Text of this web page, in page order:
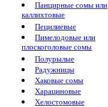
Панцирные сомы или
каллихтовые
Пецилиевые
Пимелодовые или
плоскоголовые сомы
Полурылые
Радужницы
Хаковые сомы
Харациновые
Хелостомовые